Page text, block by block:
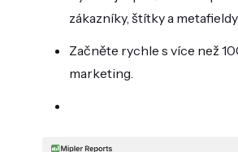
zákazníky, štítky a
Začněte rychle s více než
marketing.